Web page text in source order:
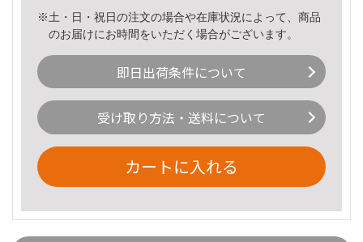
※土・日・祝日の注文の場合や在庫状況によって、商品
のお届けにお時間をいただく場合がございます。
即日出荷条件について
受け取り方法・送料について
カートに入れる